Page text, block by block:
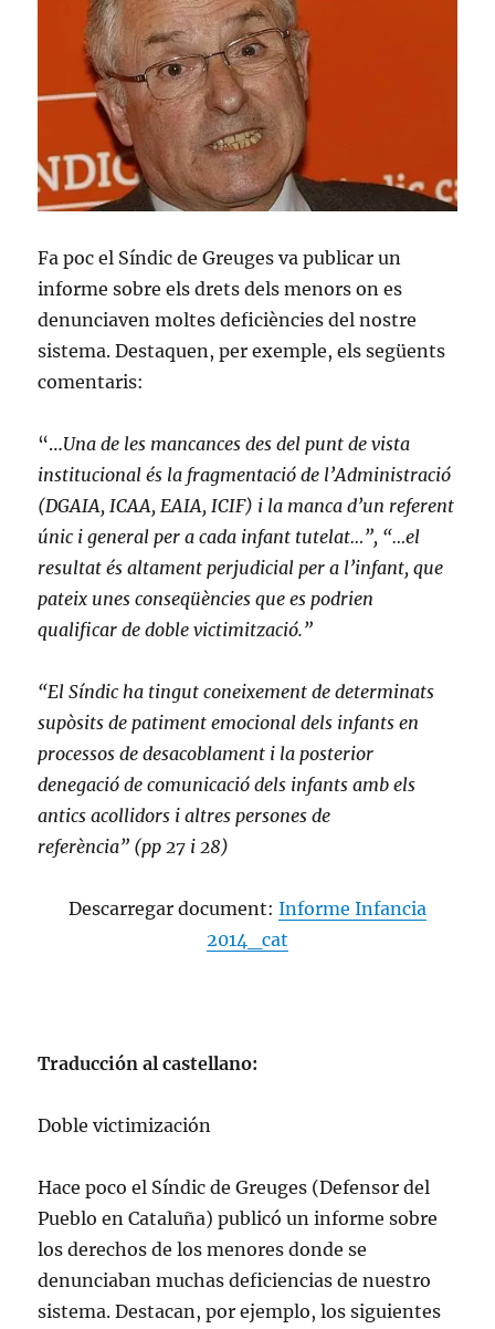
Fa poc el Síndic de Greuges va publicar un
informe sobre els drets dels menors on es
denunciaven moltes deficiències del nostre
sistema. Destaquen, per exemple, els següents
comentaris:
“…Una de les mancances des del punt de vista
institucional és la fragmentació de l’Administració
(DGAIA, ICAA, EAIA, ICIF) i la manca d’un referent
únic i general per a cada infant tutelat…”, “…el
resultat és altament perjudicial per a l’infant, que
pateix unes conseqüències que es podrien
qualificar de doble victimització.”
“El Síndic ha tingut coneixement de determinats
supòsits de patiment emocional dels infants en
processos de desacoblament i la posterior
denegació de comunicació dels infants amb els
antics acollidors i altres persones de
referència” (pp 27 i 28)
Descarregar document: Informe Infancia
2014_cat
Traducción al castellano:
Doble victimización
Hace poco el Síndic de Greuges (Defensor del
Pueblo en Cataluña) publicó un informe sobre
los derechos de los menores donde se
denunciaban muchas deficiencias de nuestro
sistema. Destacan, por ejemplo, los siguientes